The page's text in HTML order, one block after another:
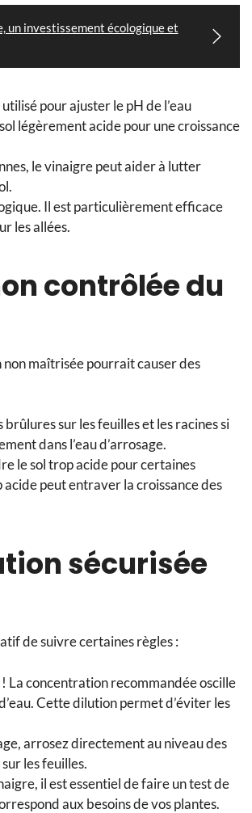
un investissement écologique et
pour ajuster le pH de l’eau
légèrement acide pour une croissance
le vinaigre peut aider à lutter
Il est particulièrement efficace
les allées.
contrôlée du
maîtrisée pourrait causer des
sur les feuilles et les racines si
dans l’eau d’arrosage.
le sol trop acide pour certaines
peut entraver la croissance des
sécurisée
de suivre certaines règles :
La concentration recommandée oscille
Cette dilution permet d’éviter les
arrosez directement au niveau des
les feuilles.
il est essentiel de faire un test de
aux besoins de vos plantes.